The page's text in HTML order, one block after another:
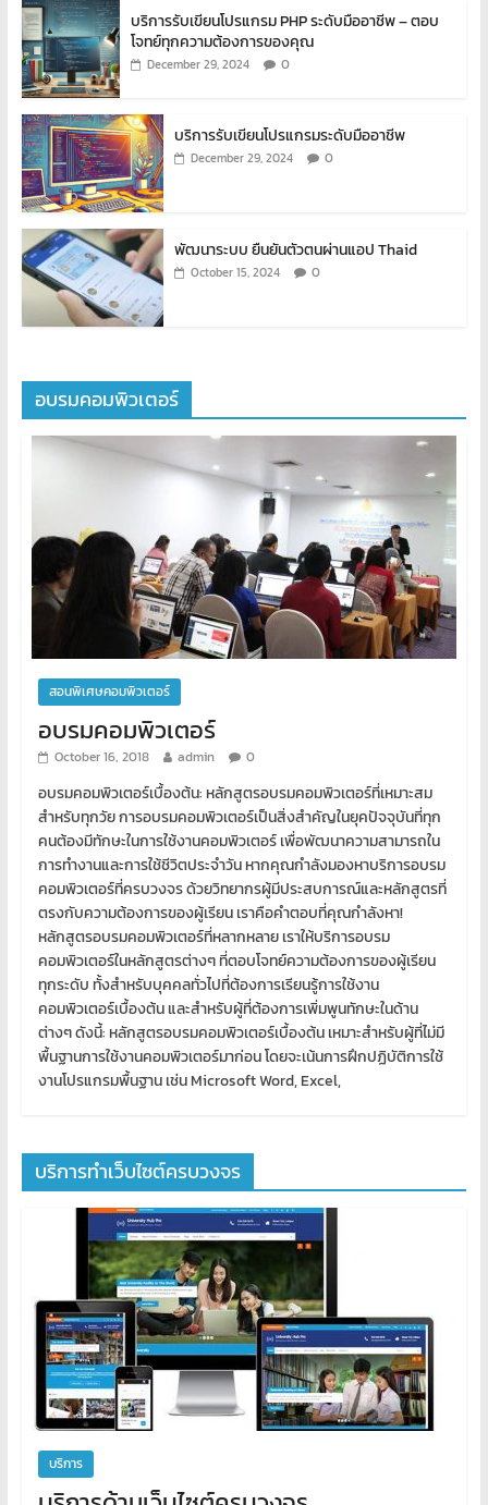
บริการรับเขียนโปรแกรม PHP ระดับมืออาชีพ – ตอบ
โจทย์ทุกความต้องการของคุณ
December 29, 2024 0
บริการรับเขียนโปรแกรมระดับมืออาชีพ
December 29, 2024 0
พัฒนาระบบ ยืนยันตัวตนผ่านแอป Thaid
October 15, 2024 0
อบรมคอมพิวเตอร์
สอนพิเศษคอมพิวเตอร์
อบรมคอมพิวเตอร์
October 16, 2018 admin 0
อบรมคอมพิวเตอร์เบื้องต้น: หลักสูตรอบรมคอมพิวเตอร์ที่เหมาะสม
สำหรับทุกวัย การอบรมคอมพิวเตอร์เป็นสิ่งสำคัญในยุคปัจจุบันที่ทุก
คนต้องมีทักษะในการใช้งานคอมพิวเตอร์ เพื่อพัฒนาความสามารถใน
การทำงานและการใช้ชีวิตประจำวัน หากคุณกำลังมองหาบริการอบรม
คอมพิวเตอร์ที่ครบวงจร ด้วยวิทยากรผู้มีประสบการณ์และหลักสูตรที่
ตรงกับความต้องการของผู้เรียน เราคือคำตอบที่คุณกำลังหา!
หลักสูตรอบรมคอมพิวเตอร์ที่หลากหลาย เราให้บริการอบรม
คอมพิวเตอร์ในหลักสูตรต่างๆ ที่ตอบโจทย์ความต้องการของผู้เรียน
ทุกระดับ ทั้งสำหรับบุคคลทั่วไปที่ต้องการเรียนรู้การใช้งาน
คอมพิวเตอร์เบื้องต้น และสำหรับผู้ที่ต้องการเพิ่มพูนทักษะในด้าน
ต่างๆ ดังนี้: หลักสูตรอบรมคอมพิวเตอร์เบื้องต้น เหมาะสำหรับผู้ที่ไม่มี
พื้นฐานการใช้งานคอมพิวเตอร์มาก่อน โดยจะเน้นการฝึกปฏิบัติการใช้
งานโปรแกรมพื้นฐาน เช่น Microsoft Word, Excel,
บริการทำเว็บไซต์ครบวงจร
บริการ